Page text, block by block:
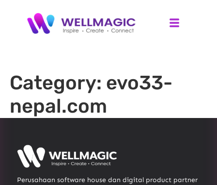
Category: evo33-
nepal.com
Perusahaan software house dan digital product partner